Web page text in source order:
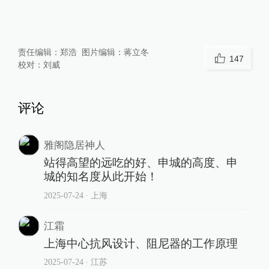
责任编辑： 郑浩 图片编辑： 蒋立冬
校对： 刘威
147
评论
雅阁隐居神人
站得高望的远吃的好、申城的高度、申
城的知名度从此开始！
2025-07-24∙ 上海
江霜
上海中心抗风设计、阻尼器的工作原理
2025-07-24∙ 江苏